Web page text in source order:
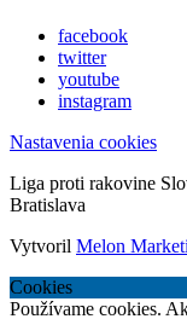
facebook
twitter
youtube
instagram
Nastavenia cookies
Liga proti rakovine
Bratislava
Vytvoril Melon
Cookies
Používame cookies.